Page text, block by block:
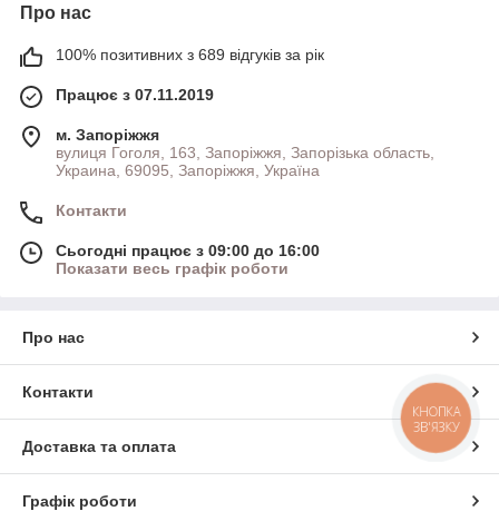
Про нас
100% позитивних з 689 відгуків за рік
Працює з 07.11.2019
м. Запоріжжя
вулиця Гоголя, 163, Запоріжжя, Запорізька область,
Украина, 69095, Запоріжжя, Україна
Контакти
Сьогодні працює з 09:00 до 16:00
Показати весь графік роботи
Про нас
Контакти
Доставка та оплата
Графік роботи
КНОПКА
ЗВ'ЯЗКУ